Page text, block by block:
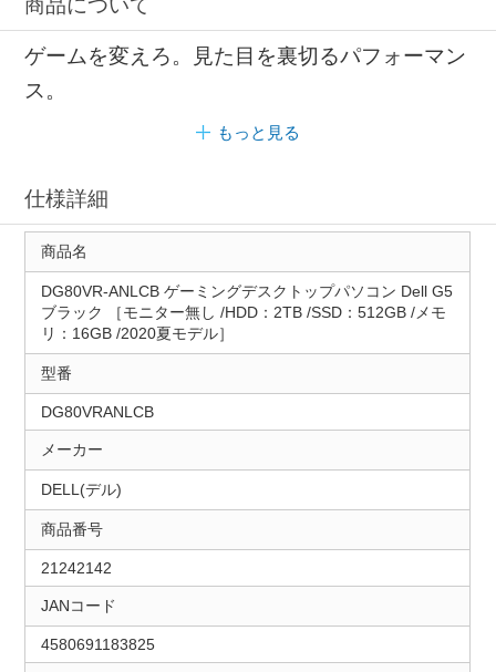
商品について
ゲームを変えろ。見た目を裏切るパフォーマン
ス。
もっと見る
仕様詳細
商品名
DG80VR-ANLCB ゲーミングデスクトップパソコン Dell G5
ブラック ［モニター無し /HDD：2TB /SSD：512GB /メモ
リ：16GB /2020夏モデル］
型番
DG80VRANLCB
メーカー
DELL(デル)
商品番号
21242142
JANコード
4580691183825